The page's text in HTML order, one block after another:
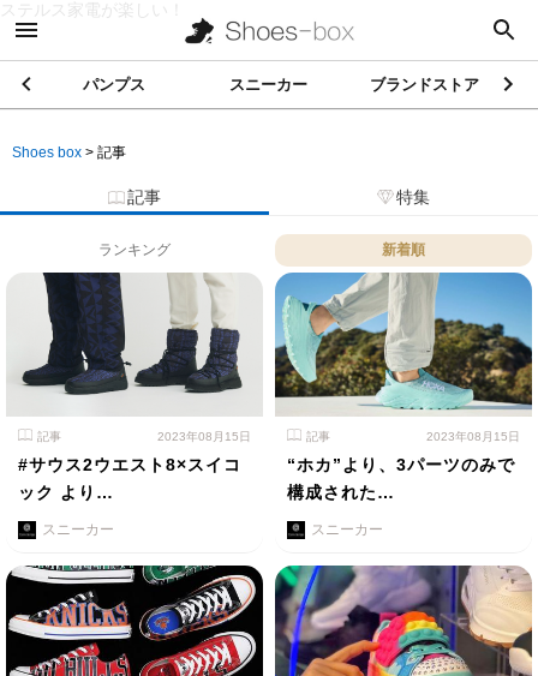
ステルス家電が楽しい！
パンプス スニーカー ブランドストア
Shoes box > 記事
記事 特集
ランキング 新着順
記事 2023年08月15日
#サウス2ウエスト8×スイコ
ック より…
スニーカー
記事 2023年08月15日
“ホカ”より、3パーツのみで
構成された…
スニーカー